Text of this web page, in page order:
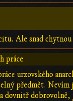
Ale snad
práce
urzovského
předmět.